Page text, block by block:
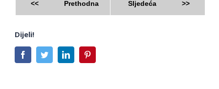
<< Prethodna Sljedeća >>
Dijeli!
FacebookTwitterLinkedIn